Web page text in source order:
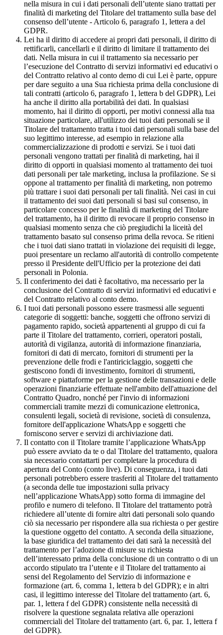
nella misura in cui i dati personali dell’utente siano trattati per
finalità di marketing del Titolare del trattamento sulla base del
consenso dell’utente - Articolo 6, paragrafo 1, lettera a del
GDPR.
Lei ha il diritto di accedere ai propri dati personali, il diritto di
rettificarli, cancellarli e il diritto di limitare il trattamento dei
dati. Nella misura in cui il trattamento sia necessario per
l’esecuzione del Contratto di servizi informativi ed educativi o
del Contratto relativo al conto demo di cui Lei è parte, oppure
per dare seguito a una Sua richiesta prima della conclusione di
tali contratti (articolo 6, paragrafo 1, lettera b del GDPR), Lei
ha anche il diritto alla portabilità dei dati. In qualsiasi
momento, hai il diritto di opporti, per motivi connessi alla tua
situazione particolare, all'utilizzo dei tuoi dati personali se il
Titolare del trattamento tratta i tuoi dati personali sulla base del
suo legittimo interesse, ad esempio in relazione alla
commercializzazione di prodotti e servizi. Se i tuoi dati
personali vengono trattati per finalità di marketing, hai il
diritto di opporti in qualsiasi momento al trattamento dei tuoi
dati personali per tale marketing, inclusa la profilazione. Se si
oppone al trattamento per finalità di marketing, non potremo
più trattare i suoi dati personali per tali finalità. Nei casi in cui
il trattamento dei suoi dati personali si basi sul consenso, in
particolare concesso per le finalità di marketing del Titolare
del trattamento, ha il diritto di revocare il proprio consenso in
qualsiasi momento senza che ciò pregiudichi la liceità del
trattamento basato sul consenso prima della revoca. Se ritieni
che i tuoi dati siano trattati in violazione dei requisiti di legge,
puoi presentare un reclamo all'autorità di controllo competente
presso il Presidente dell'Ufficio per la protezione dei dati
personali in Polonia.
Il conferimento dei dati è facoltativo, ma necessario per la
conclusione del Contratto di servizi informativi ed educativi e
del Contratto relativo al conto demo.
I tuoi dati personali possono essere trasmessi alle seguenti
categorie di soggetti: banche, soggetti che offrono servizi di
pagamento rapido, società appartenenti al gruppo di cui fa
parte il Titolare del trattamento, corrieri, operatori postali,
autorità di vigilanza, autorità di informazione finanziaria,
fornitori di dati di mercato, fornitori di strumenti per la
prevenzione delle frodi e l'antiriciclaggio, soggetti che
gestiscono fondi di investimento, fornitori di strumenti,
software e piattaforme per la gestione delle transazioni e delle
operazioni finanziarie effettuate nell'ambito dell'attuazione del
Contratto Quadro, nonché per l'invio di informazioni
commerciali tramite mezzi di comunicazione elettronica,
consulenti legali, società di revisione, società di consulenza,
fornitore dell'applicazione WhatsApp e soggetti che
forniscono server e servizi di archiviazione dati.
Il contatto con il Titolare tramite l’applicazione WhatsApp
può essere avviato da te o dal Titolare del trattamento, qualora
sia necessario contattarti per completare la procedura di
apertura del Conto (conto live). Di conseguenza, i tuoi dati
personali potrebbero essere trasferiti al Titolare del trattamento
(a seconda delle tue impostazioni sulla privacy
nell’applicazione WhatsApp) sotto forma di immagine del
profilo e numero di telefono. Il Titolare del trattamento potrà
richiedere all’utente di fornire altri dati personali solo quando
ciò sia necessario per rispondere alla sua richiesta o per gestire
la questione oggetto del contatto. A seconda della situazione,
la base giuridica del trattamento dei dati sarà la necessità del
trattamento per l’adozione di misure su richiesta
dell’interessato prima della conclusione di un contratto o di un
accordo stipulato tra l’utente e il Titolare del trattamento ai
sensi del Regolamento del Servizio di informazione e
formazione (art. 6, comma 1, lettera b del GDPR); e in altri
casi, il legittimo interesse del Titolare del trattamento (art. 6,
par. 1, lettera f del GDPR) consistente nella necessità di
risolvere la questione segnalata relativa alle operazioni
commerciali del Titolare del trattamento (art. 6, par. 1, lettera f
del GDPR).